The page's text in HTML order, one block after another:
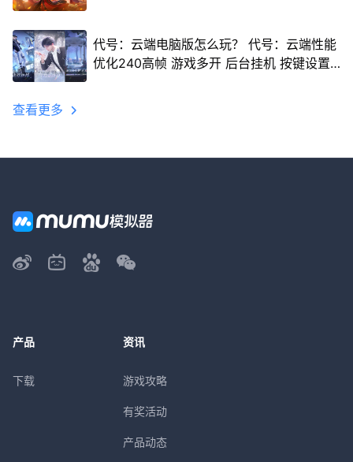
代号：云端电脑版怎么玩？ 代号：云端性能
优化240高帧 游戏多开 后台挂机 按键设置
查看更多
产品
下载
资讯
游戏攻略
有奖活动
产品动态